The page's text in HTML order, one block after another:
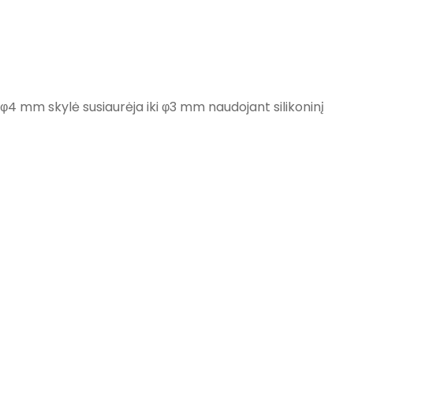
mm skylė susiaurėja iki φ3 mm naudojant silikoninį